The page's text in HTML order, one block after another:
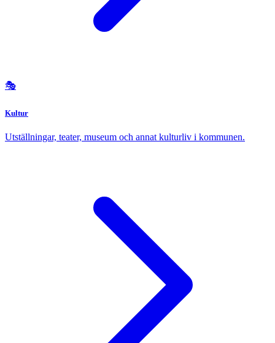
🎭
Kultur
Utställningar, teater, museum och annat kulturliv i kommunen.